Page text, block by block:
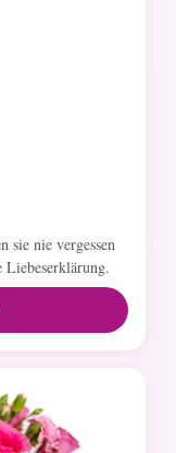
sie nie vergessen
Liebeserklärung.